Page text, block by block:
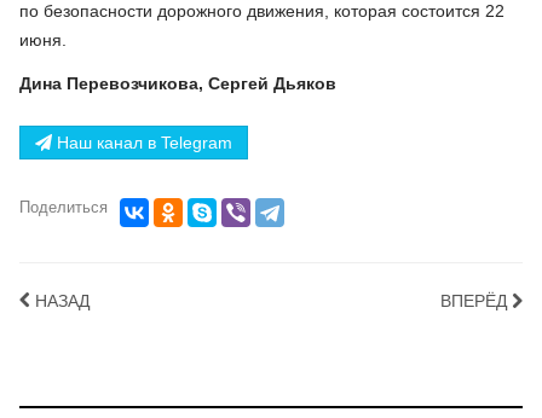
по безопасности дорожного движения, которая состоится 22
июня.
Дина Перевозчикова, Сергей Дьяков
Наш канал в Telegram
Поделиться
НАЗАД ВПЕРЁД